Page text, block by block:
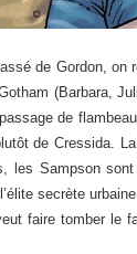
de Gordon,
(Barbara,
de
de Cressida.
Sampson
secrète
faire tomber le